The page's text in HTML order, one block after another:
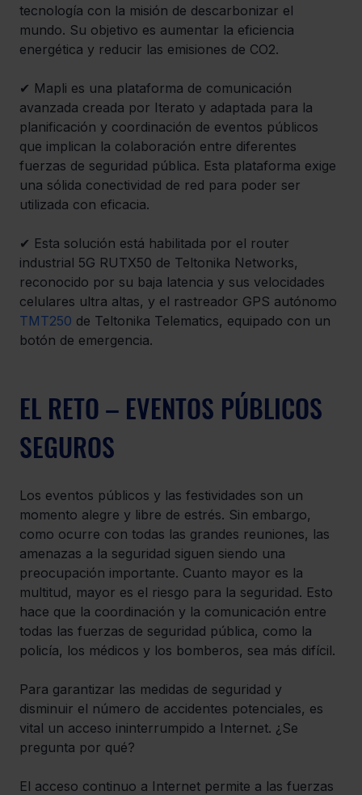
tecnología con la misión de descarbonizar el
mundo. Su objetivo es aumentar la eficiencia
energética y reducir las emisiones de CO2.
✔ Mapli es una plataforma de comunicación
avanzada creada por Iterato y adaptada para la
planificación y coordinación de eventos públicos
que implican la colaboración entre diferentes
fuerzas de seguridad pública. Esta plataforma exige
una sólida conectividad de red para poder ser
utilizada con eficacia.
✔ Esta solución está habilitada por el router
industrial 5G RUTX50 de Teltonika Networks,
reconocido por su baja latencia y sus velocidades
celulares ultra altas, y el rastreador GPS autónomo
TMT250 de Teltonika Telematics, equipado con un
botón de emergencia.
EL RETO – EVENTOS PÚBLICOS
SEGUROS
Los eventos públicos y las festividades son un
momento alegre y libre de estrés. Sin embargo,
como ocurre con todas las grandes reuniones, las
amenazas a la seguridad siguen siendo una
preocupación importante. Cuanto mayor es la
multitud, mayor es el riesgo para la seguridad. Esto
hace que la coordinación y la comunicación entre
todas las fuerzas de seguridad pública, como la
policía, los médicos y los bomberos, sea más difícil.
Para garantizar las medidas de seguridad y
disminuir el número de accidentes potenciales, es
vital un acceso ininterrumpido a Internet. ¿Se
pregunta por qué?
El acceso continuo a Internet permite a las fuerzas